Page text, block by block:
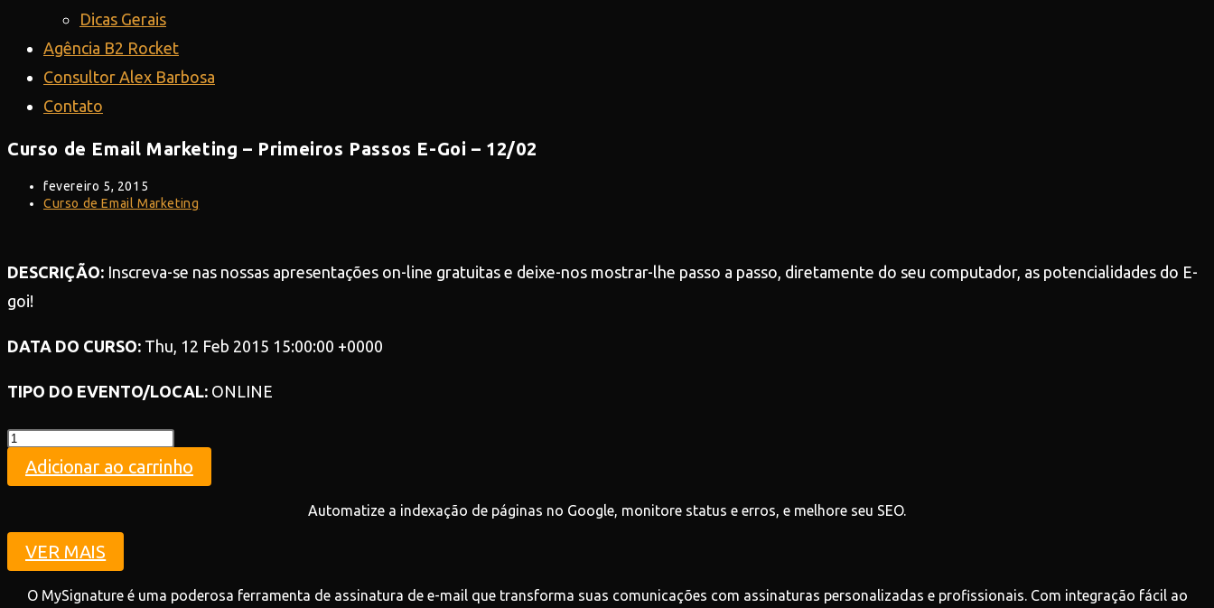
Dicas Gerais
Agência B2 Rocket
Consultor Alex Barbosa
Contato
Curso de Email Marketing – Primeiros Passos E-Goi – 12/02
Post
publicado:
fevereiro 5, 2015
Categoria
Curso de Email Marketing
DESCRIÇÃO: Inscreva-se nas nossas apresentações on-line gratuitas e deixe-nos mostrar-lhe passo a passo, diretamente do seu computador, as potencialidades do E-
goi!
DATA DO CURSO: Thu, 12 Feb 2015 15:00:00 +0000
TIPO DO EVENTO/LOCAL: ONLINE
Teste
quantidade
Adicionar ao carrinho
Automatize a indexação de páginas no Google, monitore status e erros, e melhore seu SEO.
VER MAIS
O MySignature é uma poderosa ferramenta de assinatura de e-mail que transforma suas comunicações com assinaturas personalizadas e profissionais. Com integração fácil ao